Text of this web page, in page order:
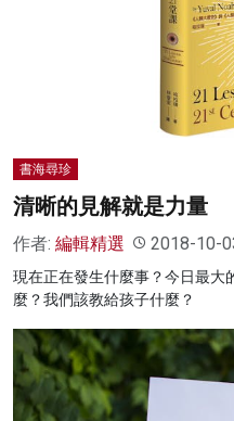
書海尋珍
清晰的見解就是力量
作者: 編輯精選 2018-10-
現在正在發生什麼事？今日最大
麼？我們該教給孩子什麼？